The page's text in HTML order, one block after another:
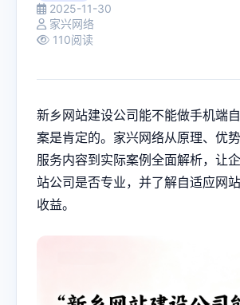
2025-11-30
家兴网络
110阅读
新乡网站建设公司能不能做手机端
案是肯定的。家兴网络从原理、优势
服务内容到实际案例全面解析，让
站公司是否专业，并了解自适应网
收益。